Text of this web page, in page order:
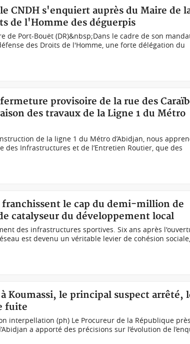
CNDH s'enquiert auprès du Maire de
de l'Homme des déguerpis
de Port-Bouët (DR)&nbsp;Dans le cadre de son
des Droits de l'Homme, une forte délégation du
provisoire de la rue des
des travaux de la Ligne 1 du Métro
de la ligne 1 du Métro d’Abidjan, nous
des Infrastructures et de l’Entretien Routier, que des
franchissent le cap du demi-million de
catalyseur du développement local
des infrastructures sportives. Six ans après
est devenu un véritable levier de cohésion sociale,
Koumassi, le principal suspect arrêté,
fuite
interpellation (ph) Le Procureur de la République
a apporté des précisions sur l’évolution de